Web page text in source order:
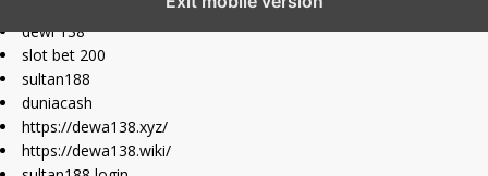
dewi 138
slot bet 200
sultan188
duniacash
https://dewa138.xyz/
https://dewa138.wiki/